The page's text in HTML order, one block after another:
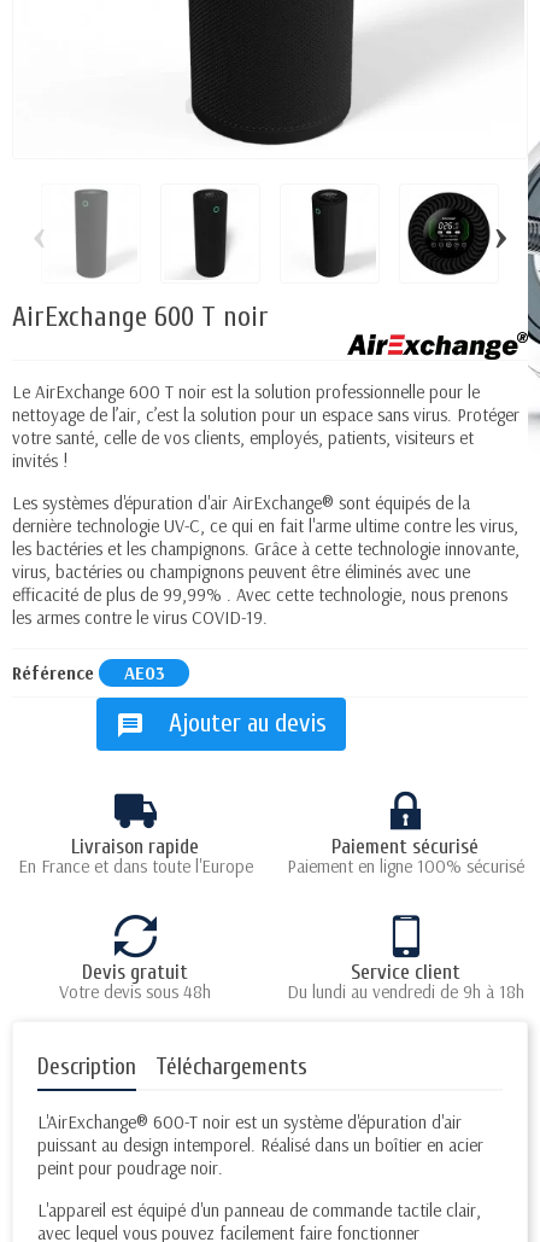
‹ ›
AirExchange 600 T noir
Le AirExchange 600 T noir est la solution professionnelle pour le
nettoyage de l’air, c’est la solution pour un espace sans virus. Protéger
votre santé, celle de vos clients, employés, patients, visiteurs et
invités !
Les systèmes d'épuration d'air AirExchange® sont équipés de la
dernière technologie UV-C, ce qui en fait l'arme ultime contre les virus,
les bactéries et les champignons. Grâce à cette technologie innovante,
virus, bactéries ou champignons peuvent être éliminés avec une
efficacité de plus de 99,99% . Avec cette technologie, nous prenons
les armes contre le virus COVID-19.
Référence AE03
message Ajouter au devis
Livraison rapide
En France et dans toute l'Europe
Paiement sécurisé
Paiement en ligne 100% sécurisé
Devis gratuit
Votre devis sous 48h
Service client
Du lundi au vendredi de 9h à 18h
Description Téléchargements
L'AirExchange® 600-T noir est un système d'épuration d'air
puissant au design intemporel. Réalisé dans un boîtier en acier
peint pour poudrage noir.
L'appareil est équipé d'un panneau de commande tactile clair,
avec lequel vous pouvez facilement faire fonctionner